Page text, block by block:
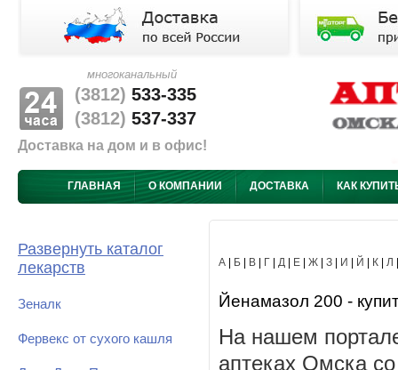
многоканальный
(3812) 533-335
(3812) 537-337
Доставка на дом и в офис!
ГЛАВНАЯ О КОМПАНИИ ДОСТАВКА КАК
Развернуть каталог
лекарств
Зеналк
Фервекс от сухого кашля
А Б В Г Д Е Ж З И Й К Л
Йенамазол 200 -
На нашем
аптеках Омска